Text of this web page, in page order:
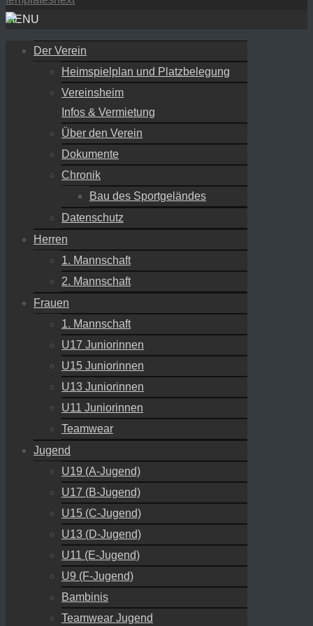
MENU
Der Verein
Heimspielplan und Platzbelegung
Vereinsheim
Infos & Vermietung
Über den Verein
Dokumente
Chronik
Bau des Sportgeländes
Datenschutz
Herren
1. Mannschaft
2. Mannschaft
Frauen
1. Mannschaft
U17 Juniorinnen
U15 Juniorinnen
U13 Juniorinnen
U11 Juniorinnen
Teamwear
Jugend
U19 (A-Jugend)
U17 (B-Jugend)
U15 (C-Jugend)
U13 (D-Jugend)
U11 (E-Jugend)
U9 (F-Jugend)
Bambinis
Teamwear Jugend